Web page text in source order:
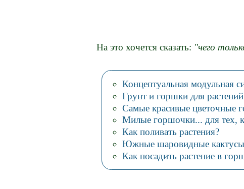
На это хочется сказать: "чего
Концептуальная модульная
Грунт и горшки для
Самые красивые цветочные
Милые горшочки... для тех,
Как поливать растения?
Южные шаровидные кактусы
Как посадить растение в